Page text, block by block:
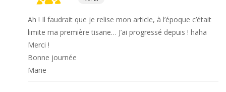
Ah ! Il faudrait que je relise mon article, à l’époque c’était
limite ma première tisane… J’ai progressé depuis ! haha
Merci !
Bonne journée
Marie